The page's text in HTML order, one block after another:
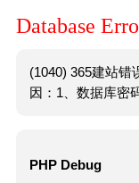
Database
(1040) 365建站错
因：1、数据库密
PHP Debug